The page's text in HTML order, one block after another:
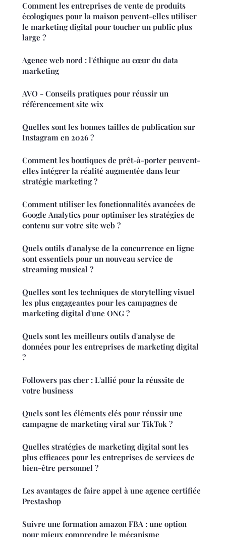
Comment les entreprises de vente de produits
écologiques pour la maison peuvent-elles utiliser
le marketing digital pour toucher un public plus
large ?
Agence web nord : l'éthique au cœur du data
marketing
AVO - Conseils pratiques pour réussir un
référencement site wix
Quelles sont les bonnes tailles de publication sur
Instagram en 2026 ?
Comment les boutiques de prêt-à-porter peuvent-
elles intégrer la réalité augmentée dans leur
stratégie marketing ?
Comment utiliser les fonctionnalités avancées de
Google Analytics pour optimiser les stratégies de
contenu sur votre site web ?
Quels outils d'analyse de la concurrence en ligne
sont essentiels pour un nouveau service de
streaming musical ?
Quelles sont les techniques de storytelling visuel
les plus engageantes pour les campagnes de
marketing digital d'une ONG ?
Quels sont les meilleurs outils d'analyse de
données pour les entreprises de marketing digital
?
Followers pas cher : L'allié pour la réussite de
votre business
Quels sont les éléments clés pour réussir une
campagne de marketing viral sur TikTok ?
Quelles stratégies de marketing digital sont les
plus efficaces pour les entreprises de services de
bien-être personnel ?
Les avantages de faire appel à une agence certifiée
Prestashop
Suivre une formation amazon FBA : une option
pour mieux comprendre le mécanisme